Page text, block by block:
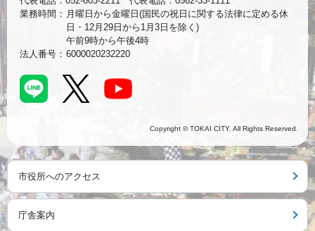
業務時間： 月曜日から金曜日(国民の祝日に関する法律に定める休
日・12月29日から1月3日を除く)
午前9時から午後4時
法人番号： 6000020232220
Copyright © TOKAI CITY. All Rights Reserved.
市役所へのアクセス
庁舎案内